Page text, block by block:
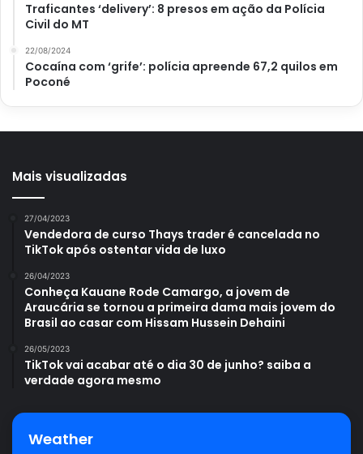
Traficantes ‘delivery’: 8 presos em ação da Polícia
Civil do MT
22/08/2024
Cocaína com ‘grife’: polícia apreende 67,2 quilos em
Poconé
Mais visualizadas
27/04/2023
Vendedora de curso Thays trader é cancelada no
TikTok após ostentar vida de luxo
26/04/2023
Conheça Kauane Rode Camargo, a jovem de
Araucária se tornou a primeira dama mais jovem do
Brasil ao casar com Hissam Hussein Dehaini
26/05/2023
TikTok vai acabar até o dia 30 de junho? saiba a
verdade agora mesmo
Weather